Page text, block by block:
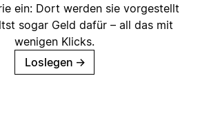
ein: Dort werden sie vorgestellt
sogar Geld dafür – all das mit
wenigen Klicks.
Loslegen →